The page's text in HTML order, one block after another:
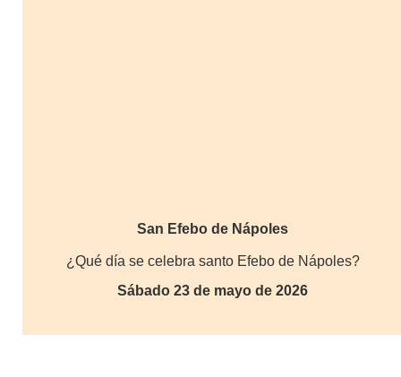
San Efebo de Nápoles
¿Qué día se celebra santo Efebo de Nápoles?
Sábado 23 de mayo de 2026